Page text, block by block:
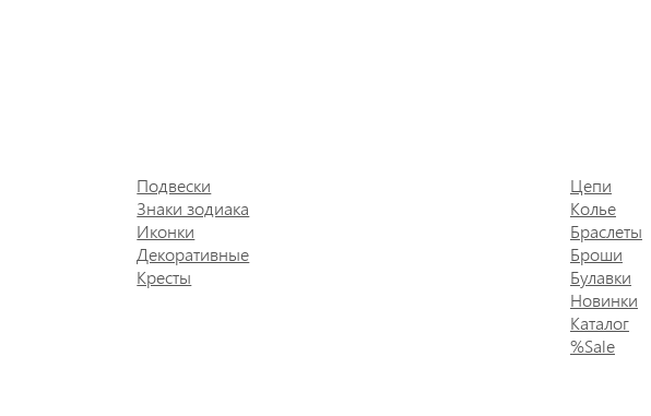
Подвески
Знаки зодиака
Иконки
Декоративные
Кресты
Цепи
Колье
Браслеты
Броши
Булавки
Новинки
Каталог
%Sale